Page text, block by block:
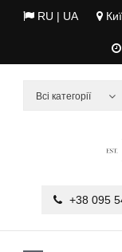
RU | UA
Всі категорії
+38 095